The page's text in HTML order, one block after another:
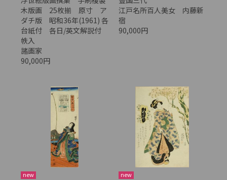
木版画 25枚揃 原寸 ア
ダチ版 昭和36年(1961) 各
台紙付 各日/英文解説付
帙入
諸画家
90,000円
江戸名所百人美女 内藤新
宿
90,000円
new new